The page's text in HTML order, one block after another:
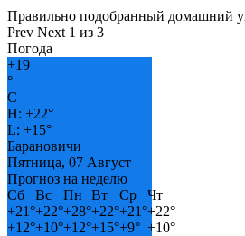
Правильно подобранный домашний
Prev Next 1 из 3
Погода
+19
°
C
H: +22°
L: +15°
Барановичи
Пятница, 07 Август
Прогноз на неделю
Сб
Вс Пн Вт Ср
Чт
+21°+22°+28°+22°+21°+22°
+12°+10°+12°+15°+9° +10°